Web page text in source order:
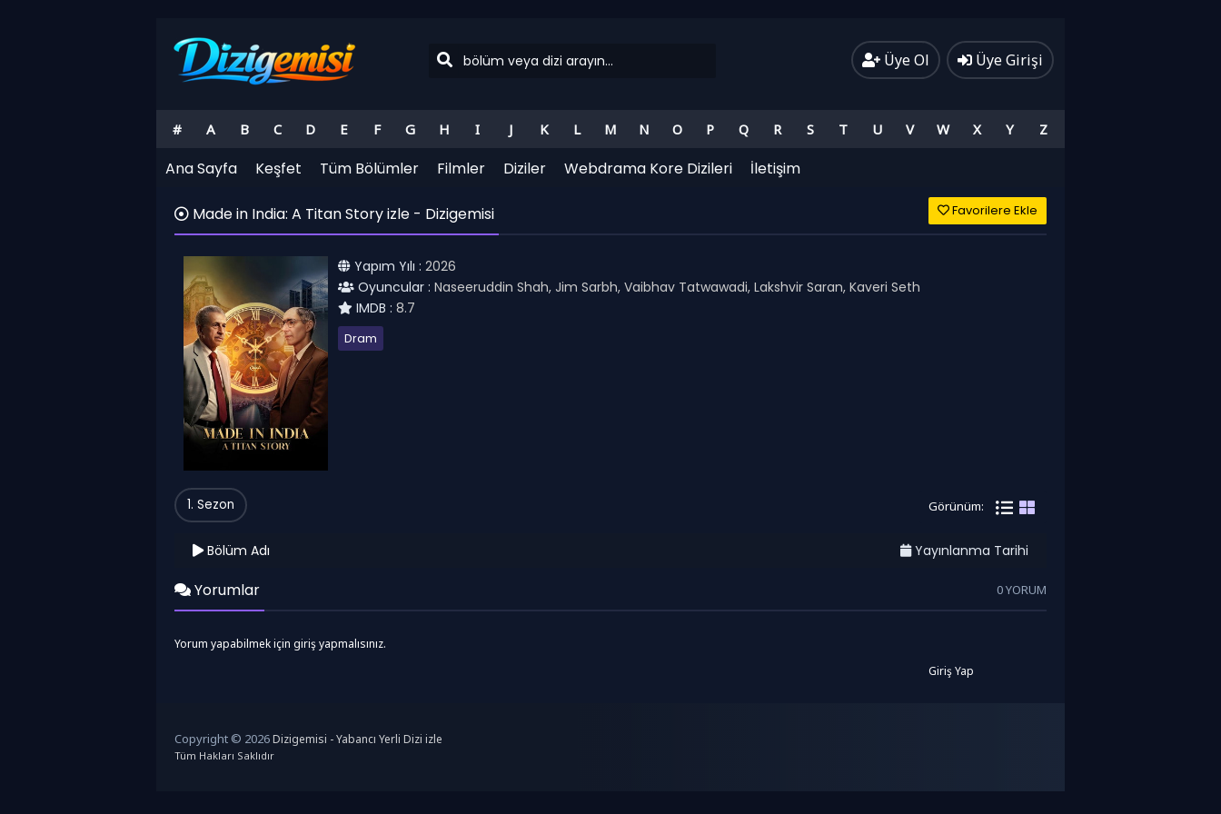
Üye Ol Üye Girişi
# A B C D E F G H I J K L M N O P Q R S T U V W X Y Z
Ana Sayfa Keşfet Tüm Bölümler Filmler Diziler Webdrama Kore Dizileri İletişim
Made in India: A Titan Story izle - Dizigemisi Favorilere Ekle
Yapım Yılı : 2026
Oyuncular : Naseeruddin Shah, Jim Sarbh, Vaibhav Tatwawadi, Lakshvir Saran, Kaveri Seth
IMDB : 8.7
Dram
Görünüm:
1. Sezon
Bölüm Adı Yayınlanma Tarihi
Yorumlar 0 YORUM
Yorum yapabilmek için giriş yapmalısınız.
Giriş Yap
Copyright © 2026Dizigemisi - Yabancı Yerli Dizi izle
Tüm Hakları Saklıdır